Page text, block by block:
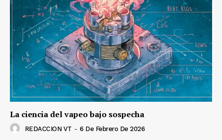
La ciencia del vapeo bajo sospecha
REDACCION VT - 6 De Febrero De 2026